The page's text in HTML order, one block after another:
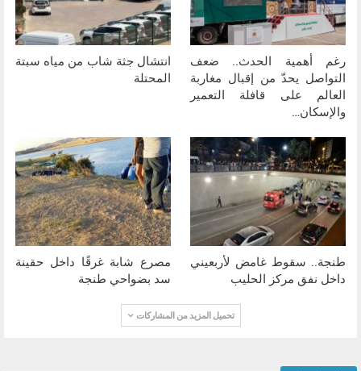
رغم أهمية الحدث.. ضعف
التواصل يحدّ من إقبال مغاربة
العالم على قافلة التعمير
والإسكان…
انتشال جثة شاب من مياه سبتة
المحتلة
طنجة.. سقوط غامض لأربعيني
داخل نفق مركز الحليب
مصرع شابة غرقًا داخل حقينة
سد بضواحي طنجة
تحميل المزيد من المشاركات